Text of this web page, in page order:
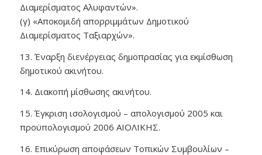
Διαμερίσματος Αλυφαντών».
(γ) «Αποκομιδή απορριμμάτων Δημοτικού
Διαμερίσματος Ταξιαρχών».
13. Έναρξη διενέργειας δημοπρασίας για εκμίσθωση
δημοτικού ακινήτου.
14. Διακοπή μίσθωσης ακινήτου.
15. Έγκριση ισολογισμού – απολογισμού 2005 και
προϋπολογισμού 2006 ΑΙΟΛΙΚΗΣ.
16. Επικύρωση αποφάσεων Τοπικών Συμβουλίων –